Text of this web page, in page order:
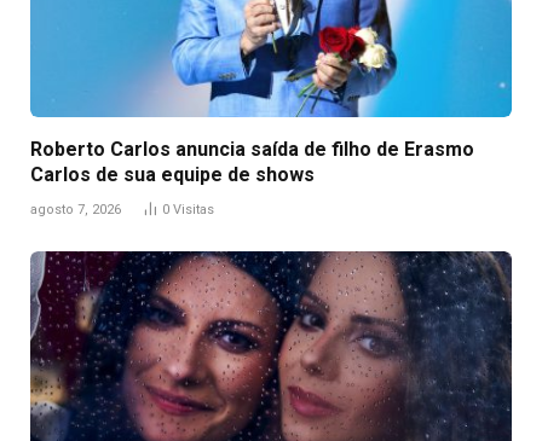
Roberto Carlos anuncia saída de filho de Erasmo
Carlos de sua equipe de shows
agosto 7, 2026 0 Visitas